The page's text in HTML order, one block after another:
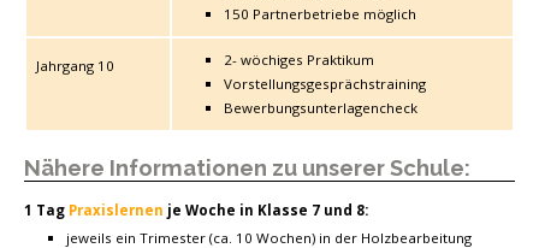
150 Partnerbetriebe möglich
Jahrgang 10
2- wöchiges Praktikum
Vorstellungsgesprächstraining
Bewerbungsunterlagencheck
Nähere Informationen zu unserer Schule:
1 Tag Praxislernen je Woche in Klasse 7 und 8:
jeweils ein Trimester (ca. 10 Wochen) in der Holzbearbeitung